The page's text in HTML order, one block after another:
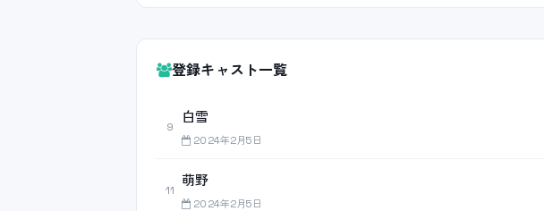
登録キャスト一覧
9
白雪
2024年2月5日
11
萌野
2024年2月5日